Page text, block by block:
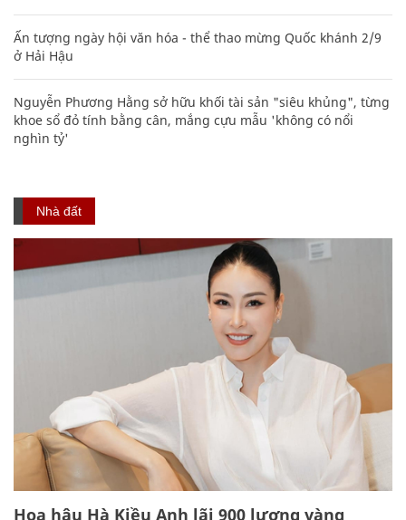
Ấn tượng ngày hội văn hóa - thể thao mừng Quốc khánh 2/9
ở Hải Hậu
Nguyễn Phương Hằng sở hữu khối tài sản "siêu khủng", từng
khoe sổ đỏ tính bằng cân, mắng cựu mẫu 'không có nổi
nghìn tỷ'
Nhà đất
Hoa hậu Hà Kiều Anh lãi 900 lượng vàng